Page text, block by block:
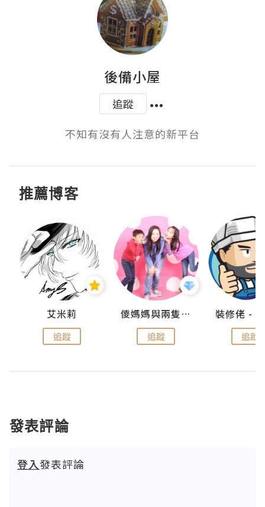
後備小屋
追蹤
不知有沒有人注意的新平台
推薦博客
艾米莉
追蹤
儍媽媽與兩隻小魔怪之家
追蹤 追蹤
發表評論
登入發表評論